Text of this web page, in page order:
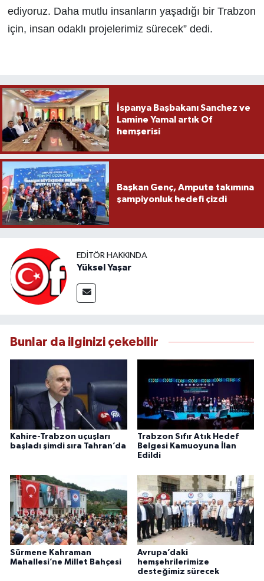
ediyoruz. Daha mutlu insanların yaşadığı bir Trabzon
için, insan odaklı projelerimiz sürecek” dedi.
İspanya Başbakanı Sanchez ve
Lamine Yamal artık Of
hemşerisi
Başkan Genç, Ampute takımına
şampiyonluk hedefi çizdi
EDITÖR HAKKINDA
Yüksel Yaşar
Bunlar da ilginizi çekebilir
Kahire-Trabzon uçuşları
başladı şimdi sıra Tahran’da
Trabzon Sıfır Atık Hedef
Belgesi Kamuoyuna İlan
Edildi
Sürmene Kahraman
Mahallesi’ne Millet Bahçesi
Avrupa’daki
hemşehrilerimize
desteğimiz sürecek